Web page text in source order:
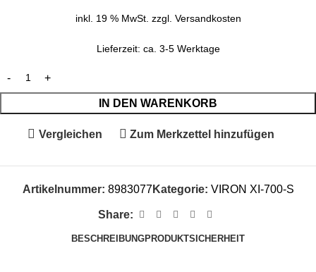
inkl. 19 % MwSt. zzgl. Versandkosten
Lieferzeit: ca. 3-5 Werktage
IN DEN WARENKORB
Vergleichen Zum Merkzettel hinzufügen
Artikelnummer: 8983077Kategorie: VIRON XI-700-S
Share:
BESCHREIBUNGPRODUKTSICHERHEIT